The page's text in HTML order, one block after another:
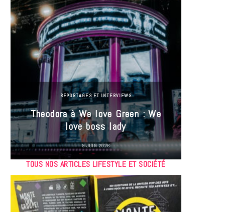
REPORTAGES ET INTERVIEWS
Theodora à We love Green : We
love boss lady
9 JUIN 2026
TOUS NOS ARTICLES LIFESTYLE ET SOCIÉTÉ